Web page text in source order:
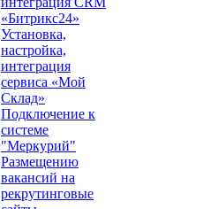
«Битрикс24»
Установка,
настройка,
интеграция
сервиса «Мой
Склад»
Подключение к
системе
"Меркурий"
Размещению
вакансий на
рекрутинговые